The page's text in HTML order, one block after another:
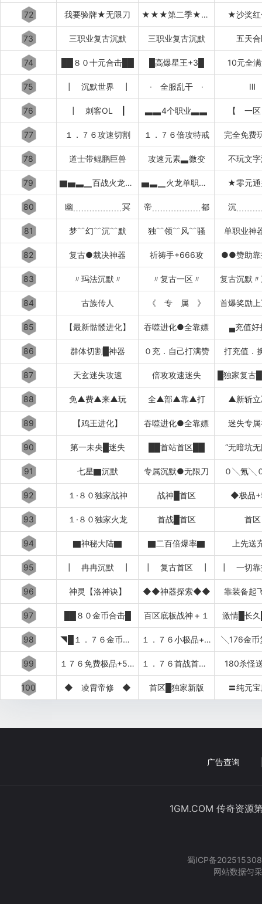
72 我要验牌★无限刀 ★★★第二季★★★ ★沙奖
73 三职业复古沉默 三职业复古沉默 五天
74 ██８０十元合击██ █高爆星王+3█ 10元全
75 ┃ 沉默世界 ┃ · 全服乱干 · Ⅲ
76 ┃ 刺客OL ┃ ▃▃4个职业▃▃ 【 一
77 １．７６攻速切割 １．７６倍攻特戒 完全免费
78 道士带鲲鹏巨兽 攻速元素▃微变 不玩文
79 ▇▅▃▁百战火龙▁▃▅▇ ▅▃▁火龙单职业▁▃▅ ★零元
80 幽﹍﹍﹍﹍﹍﹍冥 帝﹍﹍﹍﹍﹍﹍都 沉
81 梦﹌幻﹌沉﹌默 独﹌领﹌风﹌骚 单职业神
82 复古●裁决神器 祈祷手+666攻 ●●赞助
83 〃玛法沉默〃 〃复古一区〃 复古沉默
84 古族传人 《 专 属 》 首爆奖励
85 【最新骷髅进化】 吞噬进化●全靠嫖 ▄充值好
86 群体切割█神器 ０充．自己打满赞 打充值．
87 天玄迷失攻速 倍攻攻速迷失
88 免▲费▲来▲玩 全▲部▲靠▲打 ▲新斩
89 【鸡王进化】 吞噬进化●全靠嫖 迷失专
90 第一未央█迷失 ██首站首区██ “无暗坑
91 七星▇沉默 专属沉默●无限刀 ０╲氪╲
92 １·８０独家战神 战神█首区 ◆极品
93 １·８０独家火龙 首战█首区 首区
94 ▇神秘大陆▇ ▇二百倍爆率▇ 上先送
95 ┃ 冉冉沉默 ┃ ┃ 复古首区 ┃ ┃ 一切
96 神灵【洛神诀】 ◆◆神器探索◆◆ 靠装备起
97 ██８０金币合击█ 百区底板战神＋１ 激情█长
98 ◥█１．７６金币复古 １．７６小极品+５██◤ ╲176金
99 １７６免费极品+5〓道招猛虎〓 １．７６首战首区刚开１秒███ 180杀怪
100 ◆ 凌霄帝修 ◆ 首区█独家新版 〓纯元
广告查询
1GM.COM 传奇资源
蜀ICP备
网站数据匀